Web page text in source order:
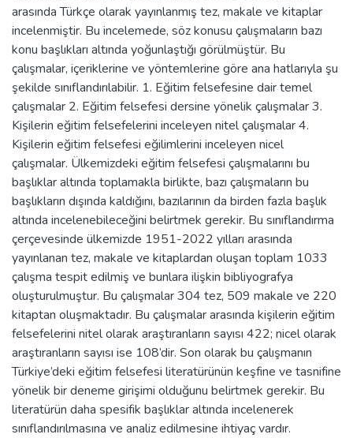
arasında Türkçe olarak yayınlanmış tez, makale ve kitaplar
incelenmiştir. Bu incelemede, söz konusu çalışmaların bazı
konu başlıkları altında yoğunlaştığı görülmüştür. Bu
çalışmalar, içeriklerine ve yöntemlerine göre ana hatlarıyla şu
şekilde sınıflandırılabilir. 1. Eğitim felsefesine dair temel
çalışmalar 2. Eğitim felsefesi dersine yönelik çalışmalar 3.
Kişilerin eğitim felsefelerini inceleyen nitel çalışmalar 4.
Kişilerin eğitim felsefesi eğilimlerini inceleyen nicel
çalışmalar. Ülkemizdeki eğitim felsefesi çalışmalarını bu
başlıklar altında toplamakla birlikte, bazı çalışmaların bu
başlıkların dışında kaldığını, bazılarının da birden fazla başlık
altında incelenebileceğini belirtmek gerekir. Bu sınıflandırma
çerçevesinde ülkemizde 1951-2022 yılları arasında
yayınlanan tez, makale ve kitaplardan oluşan toplam 1033
çalışma tespit edilmiş ve bunlara ilişkin bibliyografya
oluşturulmuştur. Bu çalışmalar 304 tez, 509 makale ve 220
kitaptan oluşmaktadır. Bu çalışmalar arasında kişilerin eğitim
felsefelerini nitel olarak araştıranların sayısı 422; nicel olarak
araştıranların sayısı ise 108’dir. Son olarak bu çalışmanın
Türkiye’deki eğitim felsefesi literatürünün keşfine ve tasnifine
yönelik bir deneme girişimi olduğunu belirtmek gerekir. Bu
literatürün daha spesifik başlıklar altında incelenerek
sınıflandırılmasına ve analiz edilmesine ihtiyaç vardır.